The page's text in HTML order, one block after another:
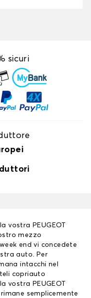
sicuri
vostra PEUGEOT
mezzo
end vi concedete
auto. Per
intacchi nel
copriauto
vostra PEUGEOT
semplicemente